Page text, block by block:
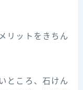
リットをきちん
ところ、石けん